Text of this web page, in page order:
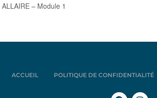
– Module 1
ACCUEIL POLITIQUE DE CONFIDENTIALITÉ